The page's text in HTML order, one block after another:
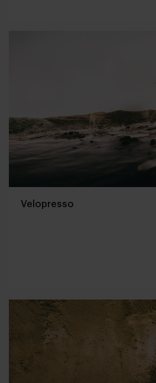
Velopresso